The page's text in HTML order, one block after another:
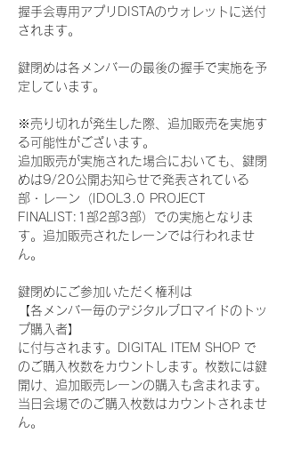
握手会専用アプリDISTAのウォレットに送付
されます。
鍵閉めは各メンバーの最後の握手で実施を予
定しています。
※売り切れが発生した際、追加販売を実施す
る可能性がございます。
追加販売が実施された場合においても、鍵閉
めは9/20公開お知らせで発表されている
部・レーン（IDOL3.0 PROJECT
FINALIST:1部2部3部）での実施となりま
す。追加販売されたレーンでは行われませ
ん。
鍵閉めにご参加いただく権利は
【各メンバー毎のデジタルブロマイドのトッ
プ購入者】
に付与されます。DIGITAL ITEM SHOP で
のご購入枚数をカウントします。枚数には鍵
開け、追加販売レーンの購入も含まれます。
当日会場でのご購入枚数はカウントされませ
ん。